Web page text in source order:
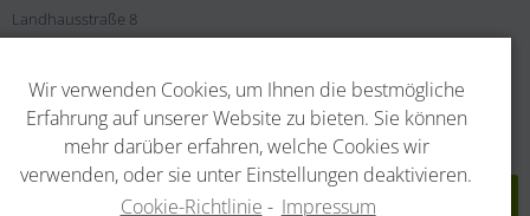
Wir verwenden Cookies, um Ihnen die bestmögliche
Erfahrung auf unserer Website zu bieten. Sie können
mehr darüber erfahren, welche Cookies wir
verwenden, oder sie unter Einstellungen deaktivieren.
Cookie-Richtlinie - Impressum
Landhausstraße 8
Deutschland
Fon + 49 (0)351 266 23 30
Fax + 49 (0)351 266 23 50